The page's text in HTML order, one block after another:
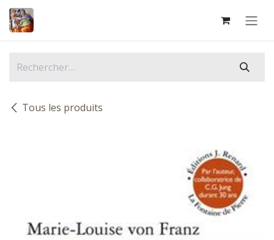
Se rendre au contenu
Tous les produits